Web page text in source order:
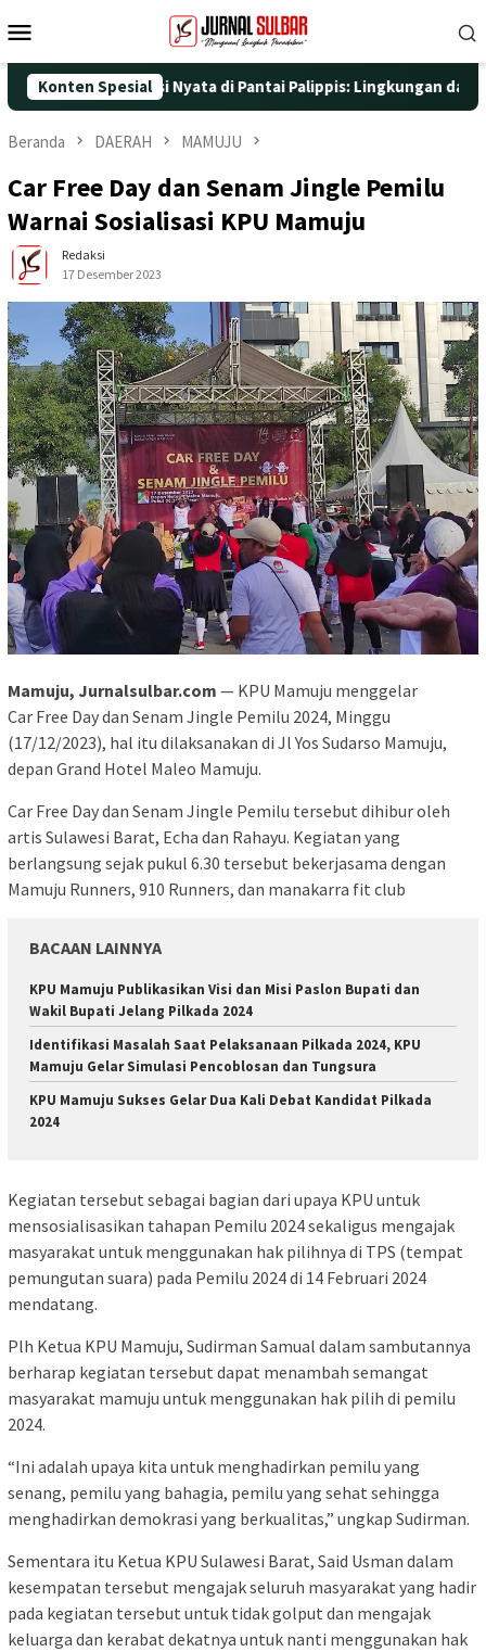
ke
Mobile
Konten Spesial
dengan Aksi Nyata di Pantai Palippis: Lingkungan dan
Beranda DAERAH MAMUJU
Car Free Day dan Senam Jingle Pemilu
Warnai Sosialisasi KPU Mamuju
Redaksi
17 Desember 2023
Mamuju, Jurnalsulbar.com — KPU Mamuju menggelar
Car Free Day dan Senam Jingle Pemilu 2024, Minggu
(17/12/2023), hal itu dilaksanakan di Jl Yos Sudarso Mamuju,
depan Grand Hotel Maleo Mamuju.
Car Free Day dan Senam Jingle Pemilu tersebut dihibur oleh
artis Sulawesi Barat, Echa dan Rahayu. Kegiatan yang
berlangsung sejak pukul 6.30 tersebut bekerjasama dengan
Mamuju Runners, 910 Runners, dan manakarra fit club
BACAAN LAINNYA
KPU Mamuju Publikasikan Visi dan Misi Paslon Bupati dan
Wakil Bupati Jelang Pilkada 2024
Identifikasi Masalah Saat Pelaksanaan Pilkada 2024, KPU
Mamuju Gelar Simulasi Pencoblosan dan Tungsura
KPU Mamuju Sukses Gelar Dua Kali Debat Kandidat Pilkada
2024
Kegiatan tersebut sebagai bagian dari upaya KPU untuk
mensosialisasikan tahapan Pemilu 2024 sekaligus mengajak
masyarakat untuk menggunakan hak pilihnya di TPS (tempat
pemungutan suara) pada Pemilu 2024 di 14 Februari 2024
mendatang.
Plh Ketua KPU Mamuju, Sudirman Samual dalam sambutannya
berharap kegiatan tersebut dapat menambah semangat
masyarakat mamuju untuk menggunakan hak pilih di pemilu
2024.
“Ini adalah upaya kita untuk menghadirkan pemilu yang
senang, pemilu yang bahagia, pemilu yang sehat sehingga
menghadirkan demokrasi yang berkualitas,” ungkap Sudirman.
Sementara itu Ketua KPU Sulawesi Barat, Said Usman dalam
kesempatan tersebut mengajak seluruh masyarakat yang hadir
pada kegiatan tersebut untuk tidak golput dan mengajak
keluarga dan kerabat dekatnya untuk nanti menggunakan hak